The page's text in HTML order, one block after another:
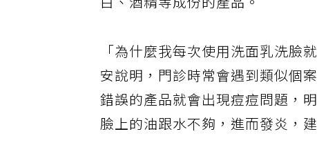
白、酒精等成份的產品。
「為什麼我每次使用洗面乳洗臉
安說明，門診時常會遇到類似個
錯誤的產品就會出現痘痘問題，
臉上的油跟水不夠，進而發炎，